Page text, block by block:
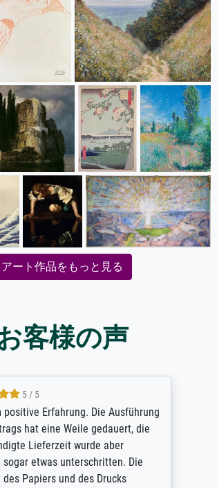
アート作品をもっと見る
客様の声
5 / 5
positive Erfahrung. Die Ausführung
hat eine Weile gedauert, die
Lieferzeit wurde aber
etwas unterschritten. Die
Papiers und des Drucks